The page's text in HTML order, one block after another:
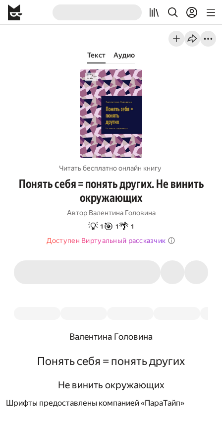
Текст Аудио
Читать бесплатно онлайн книгу
Понять себя = понять других. Не винить
окружающих
Автор Валентина Головина
💡 1 🎯 1 🌴 1
Доступен Виртуальный рассказчик
Валентина Головина
Понять себя = понять других
Не винить окружающих
Шрифты предоставлены компанией «ПараТайп»